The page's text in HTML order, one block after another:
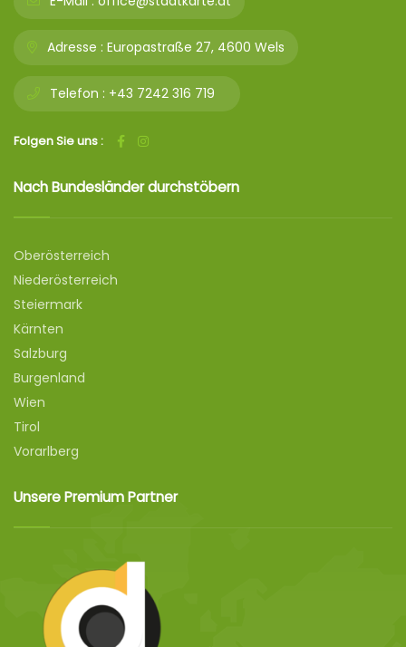
Adresse : Europastraße 27, 4600 Wels
Telefon : +43 7242 316 719
Folgen Sie uns :
Nach Bundesländer durchstöbern
Oberösterreich
Niederösterreich
Steiermark
Kärnten
Salzburg
Burgenland
Wien
Tirol
Vorarlberg
Unsere Premium Partner